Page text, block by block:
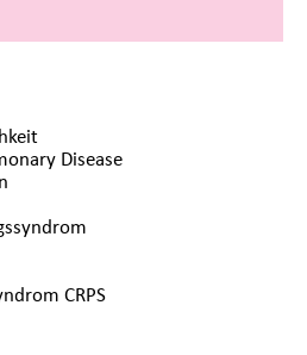
Disease
CRPS